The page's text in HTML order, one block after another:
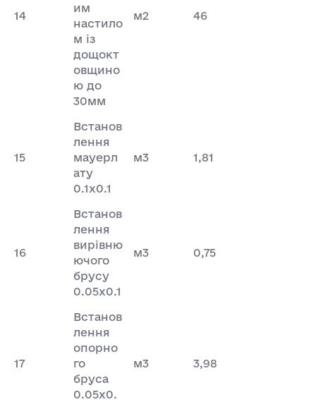
14
им
настило
м із
дощокт
овщино
ю до
30мм
м2 46
15
Встанов
лення
мауерл
ату
0.1х0.1
м3 1,81
16
Встанов
лення
вирiвню
ючого
брусу
0.05х0.1
м3 0,75
17
Встанов
лення
опорно
го
бруса
0.05х0.
м3 3,98